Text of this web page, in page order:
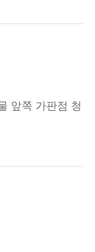
앞쪽 가판점 청